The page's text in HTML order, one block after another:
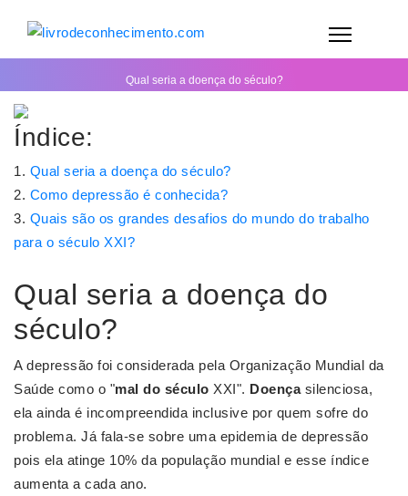
Qual seria a doença do século?
Índice:
Qual seria a doença do século?
Como depressão é conhecida?
Quais são os grandes desafios do mundo do trabalho
para o século XXI?
Qual seria a doença do
século?
A depressão foi considerada pela Organização Mundial da
Saúde como o "mal do século XXI". Doençasilenciosa,
ela ainda é incompreendida inclusive por quem sofre do
problema. Já fala-se sobre uma epidemia de depressão
pois ela atinge 10% da população mundial e esse índice
aumenta a cada ano.